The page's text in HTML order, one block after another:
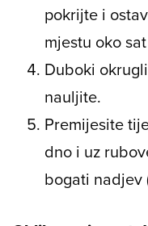
pokrijte i
mjestu oko
Duboki
nauljite.
Premijesite
dno i uz
bogati nadjev